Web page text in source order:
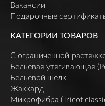
Вакансии
Подарочные
КАТЕГОРИИ ТОВАРОВ
C ограниченной
Бельевая утягивающая
Бельевой шелк
Жаккард
Микрофибра (Tricot